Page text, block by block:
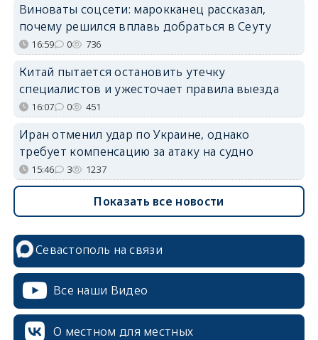
Виноваты соцсети: марокканец рассказал,
почему решился вплавь добраться в Сеуту
16:59 0 736
Китай пытается остановить утечку
специалистов и ужесточает правила выезда
16:07 0 451
Иран отменил удар по Украине, однако
требует компенсацию за атаку на судно
15:46 3 1237
Показать все новости
Севастополь на связи
Все наши Видео
О местном для местных